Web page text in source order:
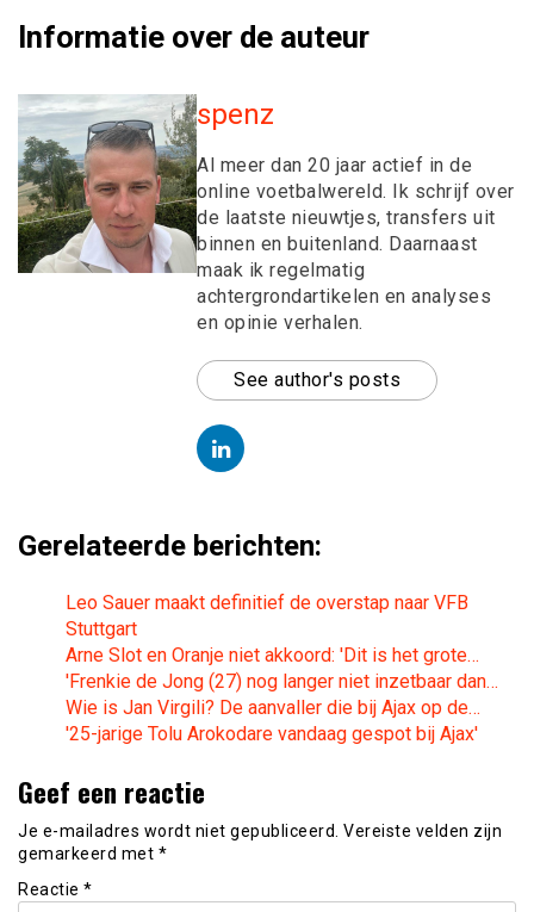
Informatie over de auteur
spenz
Al meer dan 20 jaar actief in de
online voetbalwereld. Ik schrijf over
de laatste nieuwtjes, transfers uit
binnen en buitenland. Daarnaast
maak ik regelmatig
achtergrondartikelen en analyses
en opinie verhalen.
See author's posts
Gerelateerde berichten:
Leo Sauer maakt definitief de overstap naar VFB
Stuttgart
Arne Slot en Oranje niet akkoord: 'Dit is het grote…
'Frenkie de Jong (27) nog langer niet inzetbaar dan…
Wie is Jan Virgili? De aanvaller die bij Ajax op de…
'25-jarige Tolu Arokodare vandaag gespot bij Ajax'
Geef een reactie
Je e-mailadres wordt niet gepubliceerd. Vereiste velden zijn
gemarkeerd met *
Reactie *